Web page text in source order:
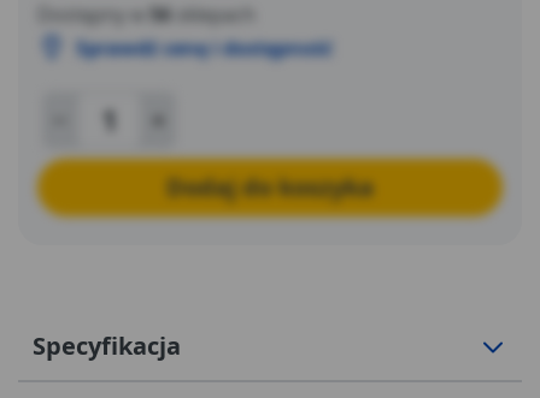
Dostępny w 56
sklepach
Sprawdź cenę i dostępność
Dodaj do koszyka
Specyfikacja